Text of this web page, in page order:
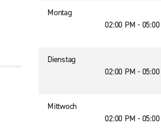
Montag
02:00 PM -
Dienstag
02:00 PM -
Mittwoch
02:00 PM -